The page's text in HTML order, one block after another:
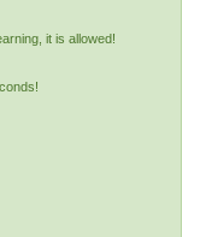
it is allowed!